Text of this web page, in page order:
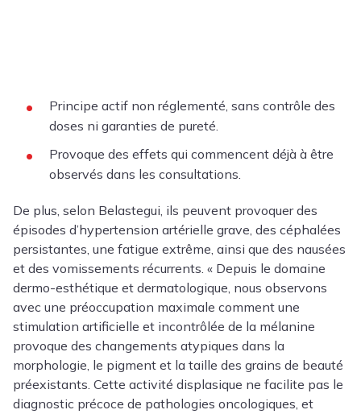
Principe actif non réglementé, sans contrôle des
doses ni garanties de pureté.
Provoque des effets qui commencent déjà à être
observés dans les consultations.
De plus, selon Belastegui, ils peuvent provoquer des
épisodes d’hypertension artérielle grave, des céphalées
persistantes, une fatigue extrême, ainsi que des nausées
et des vomissements récurrents. « Depuis le domaine
dermo-esthétique et dermatologique, nous observons
avec une préoccupation maximale comment une
stimulation artificielle et incontrôlée de la mélanine
provoque des changements atypiques dans la
morphologie, le pigment et la taille des grains de beauté
préexistants. Cette activité displasique ne facilite pas le
diagnostic précoce de pathologies oncologiques, et